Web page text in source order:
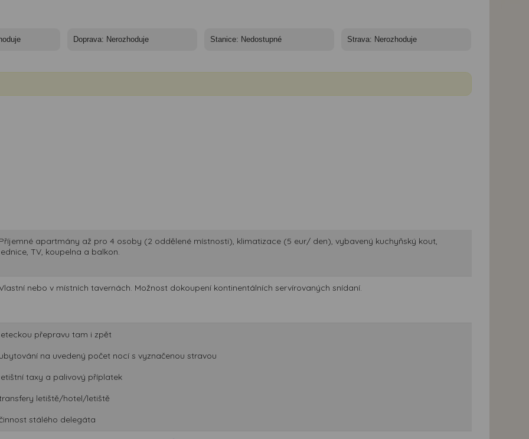
apartmány až pro 4 osoby (2 oddělené místnosti), klimatizace (5 eur/ den), vybavený kuchyňský kout,
TV, koupelna a balkon.
nebo v místních tavernách. Možnost dokoupení kontinentálních servírovaných snídaní.
přepravu tam i zpět
na uvedený počet nocí s vyznačenou stravou
taxy a palivový příplatek
letiště/hotel/letiště
stálého delegáta